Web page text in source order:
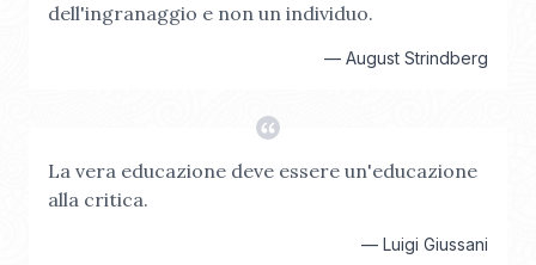
dell'ingranaggio e non un individuo.
— August Strindberg
La vera educazione deve essere un'educazione
alla critica.
— Luigi Giussani